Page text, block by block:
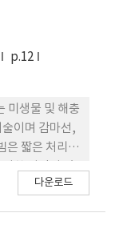
간)과 파밤나
균의 농도변
하여 분변을
나방과 파밤나
여 배출하는
는 경향을 보
속적으로 검출
노숙유충을
100.7CFU•
p.12
생물 및 해충
이며 감마선,
은 짧은 처리시
널리 사용되
다운로드